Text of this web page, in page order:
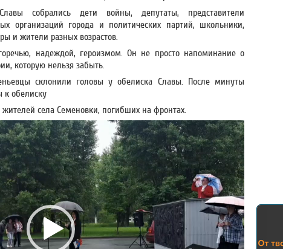
собрались дети войны, депутаты, представители
организаций города и политических партий, школьники,
и жители разных возрастов.
надеждой, героизмом. Он не просто напоминание о
которую нельзя забыть.
склонили головы у обелиска Славы. После минуты
к обелиску
села Семеновки, погибших на фронтах.